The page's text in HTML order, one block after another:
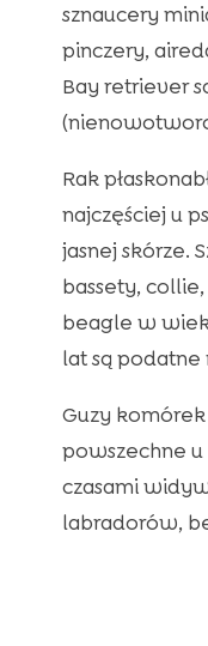
sznaucery
pinczery,
Bay retriever
Rak
najczęściej u
jasnej skórze.
bassety,
beagle w
lat są podatne
Guzy
powszechne
czasami
labradorów,